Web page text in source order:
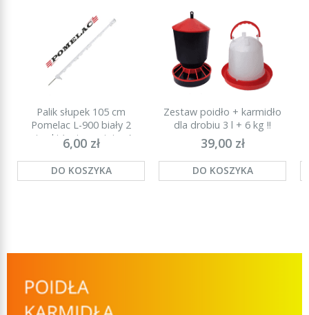
Palik słupek 105 cm
Pomelac L-900 biały 2
stopki (najmocniejszy)
6,00 zł
DO KOSZYKA
Zestaw poidło + karmidło
dla drobiu 3 l + 6 kg !!
39,00 zł
DO KOSZYKA